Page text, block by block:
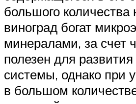
большого количества
виноград богат
минералами, за счет
полезен для развития
системы, однако при
в большом